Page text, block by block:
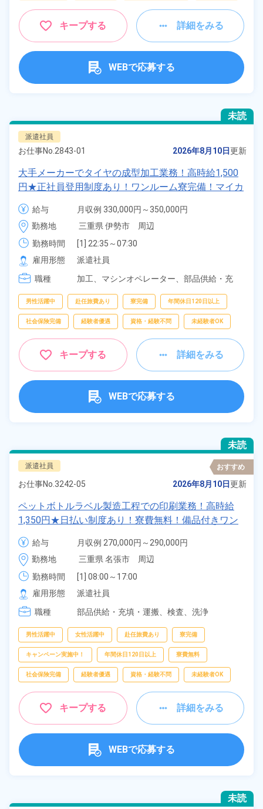
キープする 詳細をみる
WEBで応募する
未読
派遣社員
お仕事No. 2843-01 2026年8月10日更新
大手メーカーでタイヤの成型加工業務！高時給1,500
円★正社員登用制度あり！ワンルーム寮完備！マイカ
ー通勤OK！無料駐車場あり！《三重県伊勢市》
給与
月収例 330,000円～350,000円
時給 1,500円～1,500円
勤務地
三重県 伊勢市　周辺
勤務時間
[1] 22:35～07:30
[2] 07:20～16:30
雇用形態
派遣社員
職種
加工、 マシンオペレーター、 部品供給・充
男性活躍中 赴任旅費あり 寮完備 年間休日120日以上
社会保険完備 経験者優遇 資格・経験不問 未経験者OK
キープする 詳細をみる
WEBで応募する
未読
派遣社員 おすすめ
お仕事No. 3242-05 2026年8月10日更新
ペットボトルラベル製造工程での印刷業務！高時給
1,350円★日払い制度あり！寮費無料！備品付きワン
ルーム寮完備！赴任旅費会社負担！正社員登用制度あ
り！年間休日122日！《三重県名張市》
給与
月収例 270,000円～290,000円
時給 1,350円～1,350円
勤務地
三重県 名張市　周辺
勤務時間
[1] 08:00～17:00
[2] 20:00～05:00
雇用形態
派遣社員
職種
部品供給・充填・運搬、 検査、 洗浄
男性活躍中 女性活躍中 赴任旅費あり 寮完備
キャンペーン実施中！ 年間休日120日以上 寮費無料
社会保険完備 経験者優遇 資格・経験不問 未経験者OK
キープする 詳細をみる
WEBで応募する
未読